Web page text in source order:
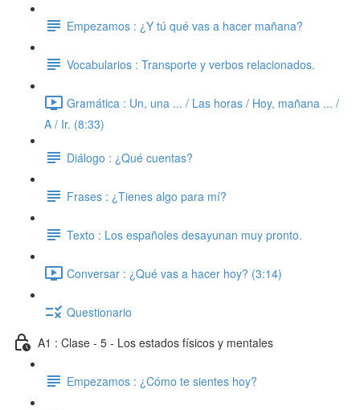
Empezamos : ¿Y tú qué vas a hacer mañana?
Vocabularios : Transporte y verbos relacionados.
Gramática : Un, una ... / Las horas / Hoy, mañana ... /
A / Ir. (8:33)
Diálogo : ¿Qué cuentas?
Frases : ¿Tienes algo para mí?
Texto : Los españoles desayunan muy pronto.
Conversar : ¿Qué vas a hacer hoy? (3:14)
Questionario
A1 : Clase - 5 - Los estados físicos y mentales
Empezamos : ¿Cómo te sientes hoy?